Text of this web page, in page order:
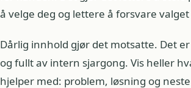
å velge deg og lettere å forsvare
Dårlig innhold gjør det motsatte. Det
og fullt av intern sjargong. Vis heller
hjelper med: problem, løsning og